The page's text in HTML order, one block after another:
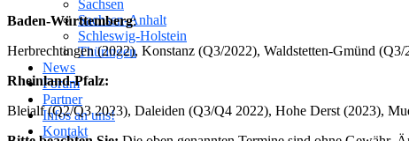
Sachsen
Sachsen-Anhalt
Schleswig-Holstein
Thüringen
News
Forum
Partner
Infos an uns!
Kontakt
Baden-Württemberg:
Herbrechtingen (2022), Konstanz (Q3/2022), Waldstetten-Gmünd
Rheinland-Pfalz:
Bleialf (Q2/Q3 2023), Daleiden (Q3/Q4 2022), Hohe Derst (2023),